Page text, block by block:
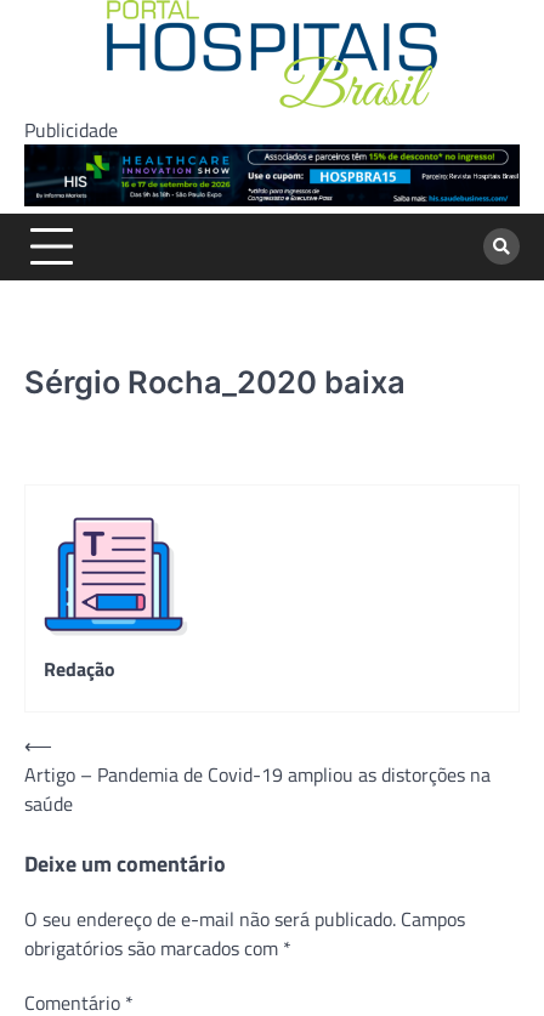
Publicidade
Sérgio Rocha_2020 baixa
Redação
Navegação
de
Post
⟵
Artigo – Pandemia de Covid-19 ampliou as distorções na
saúde
Deixe um comentário
O seu endereço de e-mail não será publicado. Campos
obrigatórios são marcados com *
Comentário *